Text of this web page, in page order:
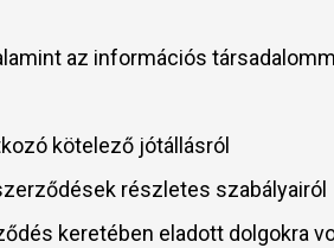
az információs
kötelező jótállásról
részletes szabályairól
keretében eladott dolgokra